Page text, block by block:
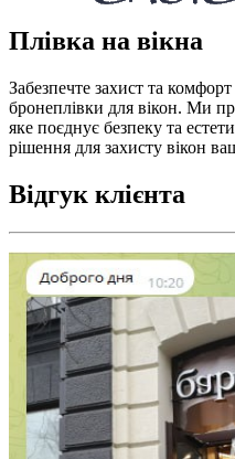
Плівка на вікна
Забезпечте захист та
бронеплівки для вікон. Ми
яке поєднує безпеку та
рішення для захисту вікон
Відгук клієнта